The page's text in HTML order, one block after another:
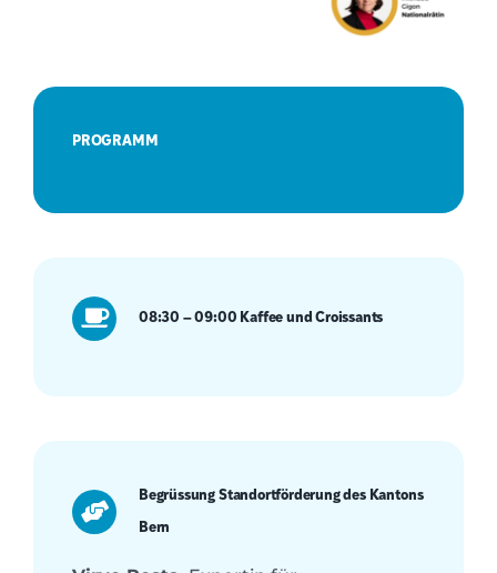
PROGRAMM
08:30 – 09:00 Kaffee und Croissants
Begrüssung Standortförderung des Kantons
Bern